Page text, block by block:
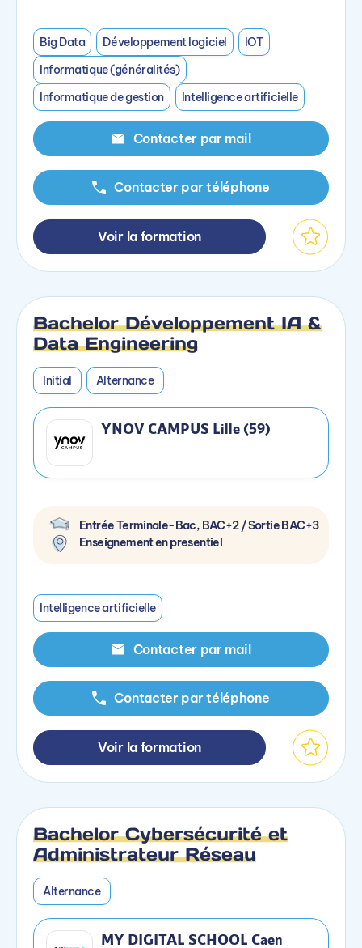
Big Data Développement logiciel
IOT
Informatique (généralités)
Informatique de gestion
Intelligence artificielle
Contacter par mail
Contacter par téléphone
Voir la formation
Bachelor Développement IA &
Data Engineering
Initial Alternance
YNOV CAMPUS Lille (59)
Entrée Terminale-Bac, BAC+2 / Sortie BAC+3
Enseignement en presentiel
Intelligence artificielle
Contacter par mail
Contacter par téléphone
Voir la formation
Bachelor Cybersécurité et
Administrateur Réseau
Alternance
MY DIGITAL SCHOOL Caen